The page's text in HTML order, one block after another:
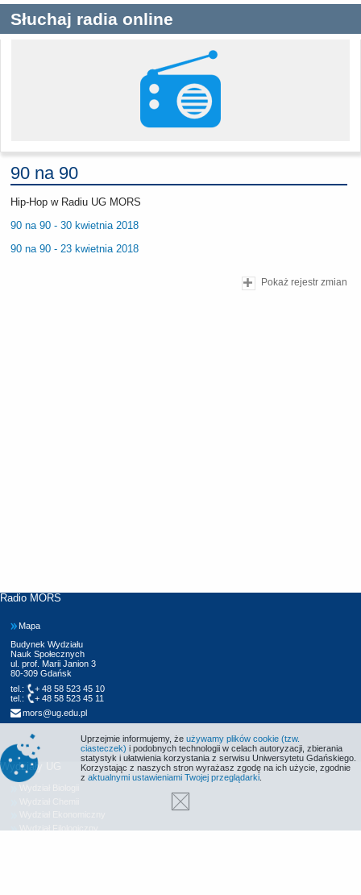
Słuchaj radia online
90 na 90
Hip-Hop w Radiu UG MORS
90 na 90 - 30 kwietnia 2018
90 na 90 - 23 kwietnia 2018
Pokaż rejestr zmian
Radio MORS
Mapa
Budynek Wydziału
Nauk Społecznych
ul. prof. Marii Janion 3
80-309 Gdańsk
tel.:
+ 48 58 523 45 10
tel.:
+ 48 58 523 45 11
mors@ug.edu.pl
Wydziały UG
Uprzejmie informujemy, że używamy plików cookie (tzw.
ciasteczek) i podobnych technologii w celach autoryzacji, zbierania
statystyk i ułatwienia korzystania z serwisu Uniwersytetu Gdańskiego.
Korzystając z naszych stron wyrażasz zgodę na ich użycie, zgodnie
z aktualnymi ustawieniami Twojej przeglądarki